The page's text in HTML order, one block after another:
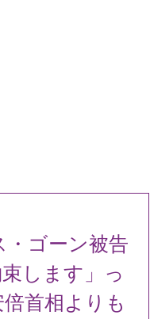
ゴーン被告
します」っ
首相よりも